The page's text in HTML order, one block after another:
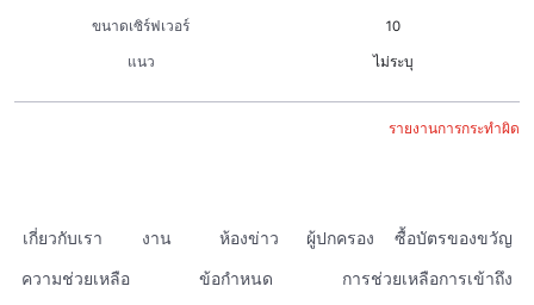
ขนาดเซิร์ฟเวอร์
10
แนว
ไม่ระบุ
รายงานการกระทำผิด
เกี่ยวกับเรา งาน ห้องข่าว ผู้ปกครอง
ซื้อบัตรของขวัญ
ความช่วยเหลือ
ข้อกำหนด
การช่วยเหลือการเข้าถึง